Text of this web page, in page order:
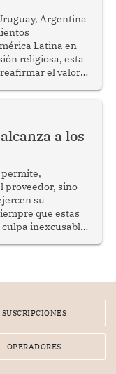
Argentina
Latina en
religiosa, esta
el valor
cohesión
a los
proveedor, sino
su
que estas
inexcusable
greet con
SUSCRIPCIONES
OPERADORES